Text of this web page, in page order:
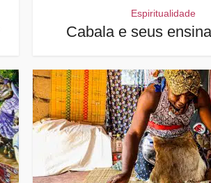
Espiritualidade
Cabala e seus